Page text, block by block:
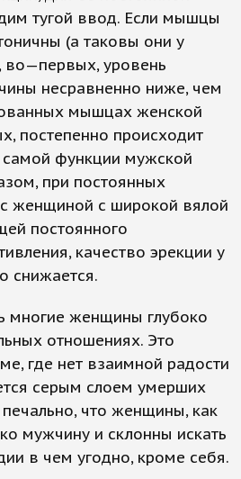
тугой ввод. Если мышцы
(а таковы они у
во—первых, уровень
несравненно ниже, чем
мышцах женской
постепенно происходит
самой функции мужской
при постоянных
женщиной с широкой вялой
постоянного
качество эрекции у
снижается.
многие женщины глубоко
отношениях. Это
где нет взаимной радости
серым слоем умерших
что женщины, как
мужчину и склонны искать
в чем угодно, кроме себя.